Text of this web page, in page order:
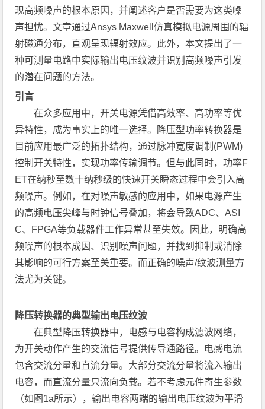
现高频噪声的根本原因，并阐述客户是否需要为这类噪
声担忧。文章通过Ansys Maxwell仿真模拟电源周围的辐
射磁通分布，直观呈现辐射效应。此外，本文提出了一
种可测量电路中实际输出电压纹波并识别高频噪声引发
的潜在问题的方法。
引言
在众多应用中，开关电源凭借高效率、高功率等优
异特性，成为事实上的唯一选择。降压型功率转换器是
目前应用最广泛的拓扑结构，通过脉冲宽度调制(PWM)
控制开关特性，实现功率传输调节。但与此同时，功率F
ET在纳秒至数十纳秒级的快速开关瞬态过程中会引入高
频噪声。例如，在对噪声敏感的应用中，如果电源产生
的高频电压尖峰与时钟信号叠加，将会导致ADC、ASI
C、FPGA等负载器件工作异常甚至失效。因此，明确高
频噪声的根本成因、识别噪声问题，并找到抑制或消除
其影响的可行方案至关重要。而正确的噪声/纹波测量方
法尤为关键。
降压转换器的典型输出电压纹波
在典型降压转换器中，电感与电容构成滤波网络，
为开关动作产生的交流信号提供传导通路径。电感电流
包含交流分量和直流分量。大部分交流分量将流入输出
电容，而直流分量只流向负载。若不考虑元件寄生参数
（如图1a所示），输出电容两端的输出电压纹波为平滑